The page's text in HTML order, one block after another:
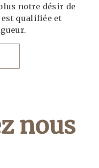
notre désir de
qualifiée et
nous